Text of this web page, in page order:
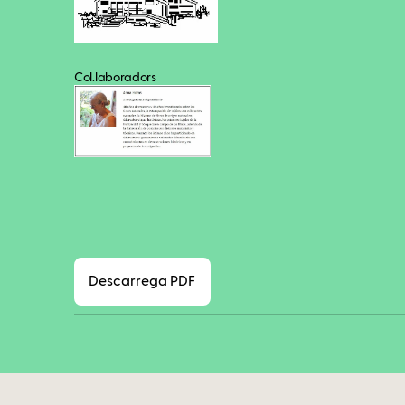
Col.laboradors
Descarrega PDF